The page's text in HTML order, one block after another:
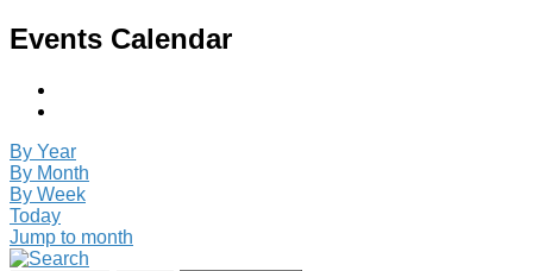
Events Calendar
By Year
By Month
By Week
Today
Jump to month